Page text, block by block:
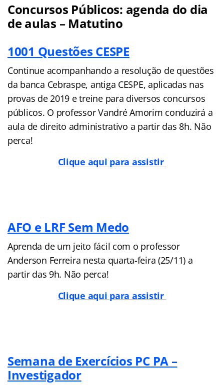
Concursos Públicos: agenda do dia
de aulas – Matutino
1001 Questões CESPE
Continue acompanhando a resolução de questões
da banca Cebraspe, antiga CESPE, aplicadas nas
provas de 2019 e treine para diversos concursos
públicos. O professor Vandré Amorim conduzirá a
aula de direito administrativo a partir das 8h. Não
perca!
Clique aqui para assistir
AFO e LRF Sem Medo
Aprenda de um jeito fácil com o professor
Anderson Ferreira nesta quarta-feira (25/11) a
partir das 9h. Não perca!
Clique aqui para assistir
Semana de Exercícios PC PA –
Investigador